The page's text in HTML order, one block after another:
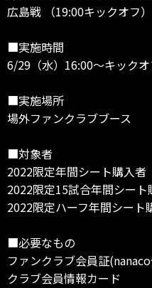
広島戦 （19:00キックオフ）
■実施時間
6/29（水）16:00～キック
■実施場所
場外ファンクラブブース
■対象者
2022限定年間シート購入者
2022限定15試合年間シート
2022限定ハーフ年間シート
■必要なもの
ファンクラブ会員証
クラブ会員情報カード